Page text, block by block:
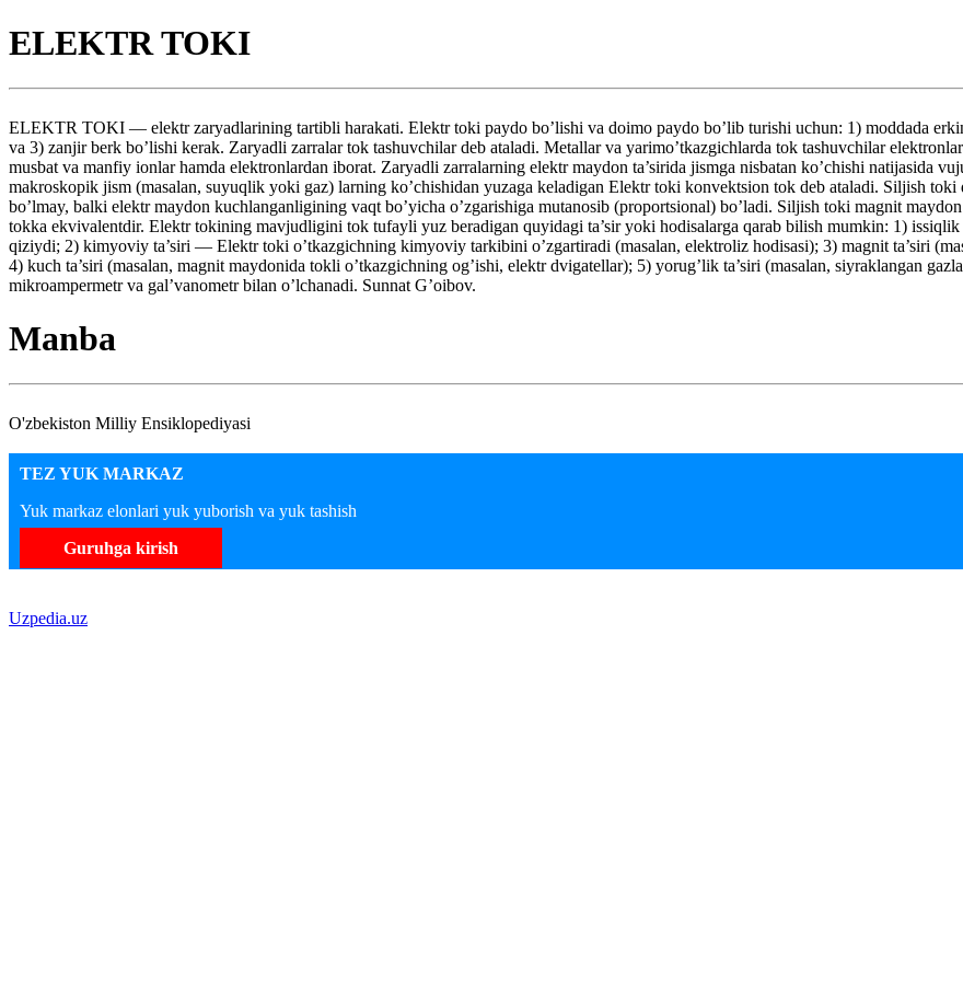
ELEKTR TOKI
ELEKTR TOKI — elektr zaryadlarining tartibli harakati. Elektr toki paydo bo’lishi va doimo paydo bo’lib turishi uchun: 1) moddada
va 3) zanjir berk bo’lishi kerak. Zaryadli zarralar tok tashuvchilar deb ataladi. Metallar va yarimo’tkazgichlarda tok tashuvchilar
musbat va manfiy ionlar hamda elektronlardan iborat. Zaryadli zarralarning elektr maydon ta’sirida jismga nisbatan ko’chishi natijasida
makroskopik jism (masalan, suyuqlik yoki gaz) larning ko’chishidan yuzaga keladigan Elektr toki konvektsion tok deb ataladi. Siljish
bo’lmay, balki elektr maydon kuchlanganligining vaqt bo’yicha o’zgarishiga mutanosib (proportsional) bo’ladi. Siljish toki magnit
tokka ekvivalentdir. Elektr tokining mavjudligini tok tufayli yuz beradigan quyidagi ta’sir yoki hodisalarga qarab bilish mumkin: 1) issiqlik
qiziydi; 2) kimyoviy ta’siri — Elektr toki o’tkazgichning kimyoviy tarkibini o’zgartiradi (masalan, elektroliz hodisasi); 3) magnit ta’siri
4) kuch ta’siri (masalan, magnit maydonida tokli o’tkazgichning og’ishi, elektr dvigatellar); 5) yorug’lik ta’siri (masalan, siyraklangan
mikroampermetr va gal’vanometr bilan o’lchanadi. Sunnat G’oibov.
Manba
O'zbekiston Milliy Ensiklopediyasi
TEZ YUK MARKAZ
Yuk markaz elonlari yuk yuborish va yuk tashish
Guruhga kirish
Uzpedia.uz